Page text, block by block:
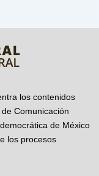
los contenidos
Comunicación
de México
los procesos